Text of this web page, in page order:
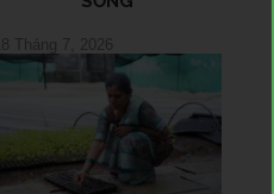
18 Tháng 7, 2026